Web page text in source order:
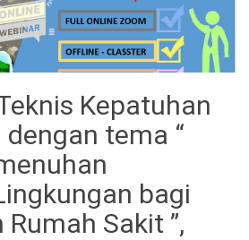
Kepatuhan
tema “
bagi
Sakit ”,